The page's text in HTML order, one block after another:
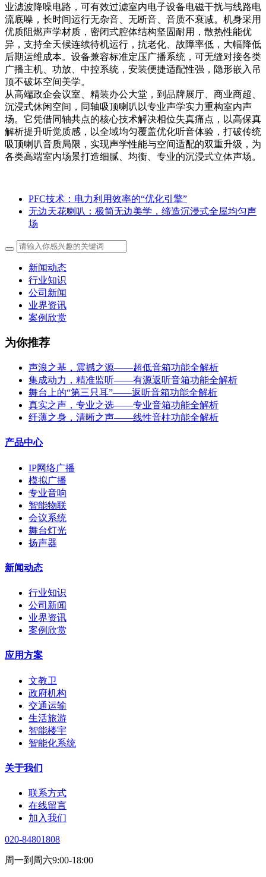
业滤波降噪电路，可有效过滤室内电子设备电磁干扰与线路电
流底噪，长时间运行无杂音、无断音、音质不衰减。机身采用
优质阻燃声学材质，密闭式腔体结构坚固耐用，散热性能优
异，支持全天候连续待机运行，抗老化、故障率低，大幅降低
后期运维成本。设备兼容标准定压广播系统，可无缝对接各类
广播主机、功放、中控系统，安装便捷适配性强，隐形嵌入吊
顶不破坏空间美学。
从高端政企会议室、精装办公大堂，到品牌展厅、商业商超、
沉浸式休闲空间，同轴吸顶喇叭以专业声学实力重构室内声
场。它凭借同轴共点的核心技术解决相位失真痛点，以高保真
解析提升听觉质感，以全域均匀覆盖优化听音体验，打破传统
吸顶喇叭音质局限，实现声学性能与空间适配的双重升级，为
各类高端室内场景打造细腻、均衡、专业的沉浸式立体声场。
PFC技术：电力利用效率的“优化引擎”
无边天花喇叭：极简无边美学，缔造沉浸式全屋均匀声
场
新闻动态
行业知识
公司新闻
业界资讯
案例欣赏
为你推荐
声浪之基，震撼之源——超低音箱功能全解析
集成动力，精准监听——有源返听音箱功能全解析
舞台上的“第三只耳”——返听音箱功能全解析
真实之声，专业之选——专业音箱功能全解析
纤薄之身，清晰之声——线性音柱功能全解析
产品中心
IP网络广播
模拟广播
专业音响
智能物联
会议系统
舞台灯光
扬声器
新闻动态
行业知识
公司新闻
业界资讯
案例欣赏
应用方案
文教卫
政府机构
交通运输
生活旅游
智能楼宇
智能化系统
关于我们
联系方式
在线留言
加入我们
020-84801808
周一到周六9:00-18:00